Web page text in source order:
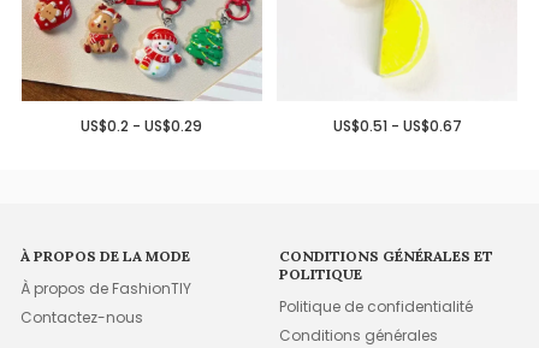
US$0.2 - US$0.29 US$0.51 - US$0.67
À PROPOS DE LA MODE
À propos de FashionTIY
Contactez-nous
CONDITIONS GÉNÉRALES ET
POLITIQUE
Politique de confidentialité
Conditions générales